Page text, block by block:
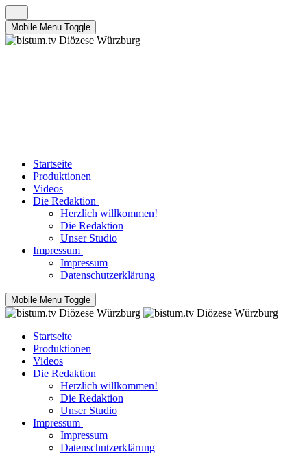
Mobile Menu Toggle
Startseite
Produktionen
Videos
Die Redaktion
Herzlich willkommen!
Die Redaktion
Unser Studio
Impressum
Impressum
Datenschutzerklärung
Mobile Menu Toggle
Startseite
Produktionen
Videos
Die Redaktion
Herzlich willkommen!
Die Redaktion
Unser Studio
Impressum
Impressum
Datenschutzerklärung